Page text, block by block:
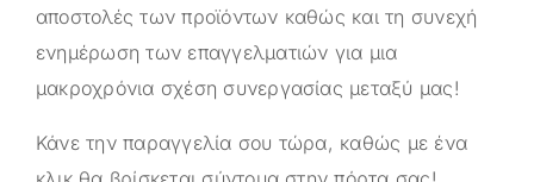
αποστολές των προϊόντων καθώς και τη συνεχή
ενημέρωση των επαγγελματιών για μια
μακροχρόνια σχέση συνεργασίας μεταξύ μας!
Κάνε την παραγγελία σου τώρα, καθώς με ένα